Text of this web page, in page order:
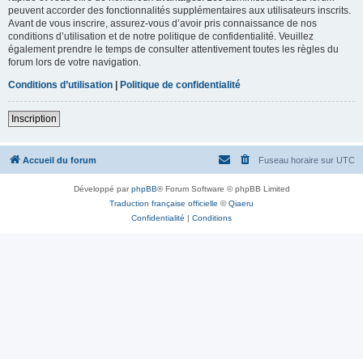
peuvent accorder des fonctionnalités supplémentaires aux utilisateurs inscrits.
Avant de vous inscrire, assurez-vous d’avoir pris connaissance de nos
conditions d’utilisation et de notre politique de confidentialité. Veuillez
également prendre le temps de consulter attentivement toutes les règles du
forum lors de votre navigation.
Conditions d’utilisation | Politique de confidentialité
Inscription
Accueil du forum Fuseau horaire sur UTC
Développé parphpBB® Forum Software © phpBB Limited
Traduction française officielle ©Qiaeru
Confidentialité | Conditions